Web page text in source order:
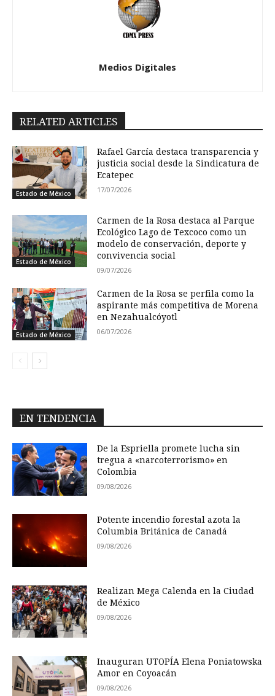
Medios Digitales
RELATED ARTICLES
Estado de México
Rafael García destaca transparencia y
justicia social desde la Sindicatura de
Ecatepec
17/07/2026
Estado de México
Carmen de la Rosa destaca al Parque
Ecológico Lago de Texcoco como un
modelo de conservación, deporte y
convivencia social
09/07/2026
Estado de México
Carmen de la Rosa se perfila como la
aspirante más competitiva de Morena
en Nezahualcóyotl
06/07/2026
EN TENDENCIA
De la Espriella promete lucha sin
tregua a «narcoterrorismo» en
Colombia
09/08/2026
Potente incendio forestal azota la
Columbia Británica de Canadá
09/08/2026
Realizan Mega Calenda en la Ciudad
de México
09/08/2026
Inauguran UTOPÍA Elena Poniatowska
Amor en Coyoacán
09/08/2026